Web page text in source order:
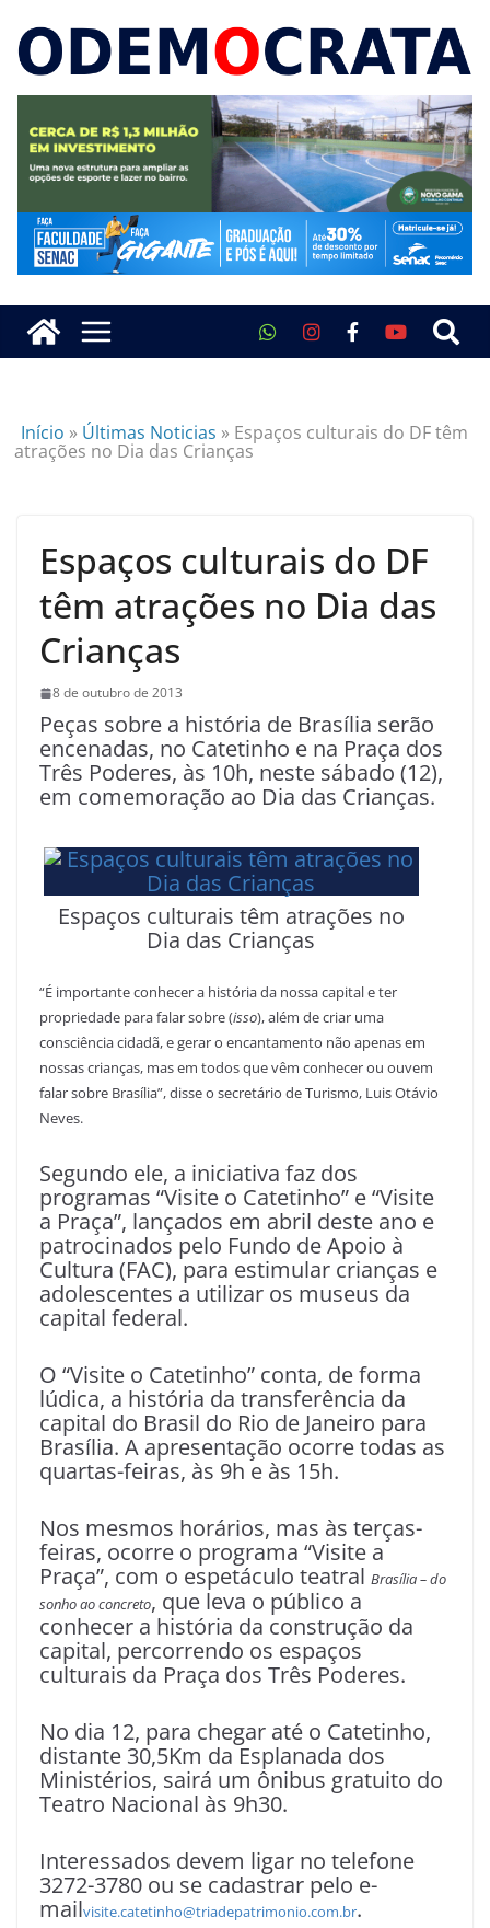
Início » Últimas Noticias » Espaços culturais do DF têm
atrações no Dia das Crianças
Espaços culturais do DF
têm atrações no Dia das
Crianças
8 de outubro de 2013
Peças sobre a história de Brasília serão
encenadas, no Catetinho e na Praça dos
Três Poderes, às 10h, neste sábado (12),
em comemoração ao Dia das Crianças.
Espaços culturais têm atrações no
Dia das Crianças
“É importante conhecer a história da nossa capital e ter
propriedade para falar sobre (isso), além de criar uma
consciência cidadã, e gerar o encantamento não apenas em
nossas crianças, mas em todos que vêm conhecer ou ouvem
falar sobre Brasília”, disse o secretário de Turismo, Luis Otávio
Neves.
Segundo ele, a iniciativa faz dos
programas “Visite o Catetinho” e “Visite
a Praça”, lançados em abril deste ano e
patrocinados pelo Fundo de Apoio à
Cultura (FAC), para estimular crianças e
adolescentes a utilizar os museus da
capital federal.
O “Visite o Catetinho” conta, de forma
lúdica, a história da transferência da
capital do Brasil do Rio de Janeiro para
Brasília. A apresentação ocorre todas as
quartas-feiras, às 9h e às 15h.
Nos mesmos horários, mas às terças-
feiras, ocorre o programa “Visite a
Praça”, com o espetáculo teatral Brasília – do
sonho ao concreto, que leva o público a
conhecer a história da construção da
capital, percorrendo os espaços
culturais da Praça dos Três Poderes.
No dia 12, para chegar até o Catetinho,
distante 30,5Km da Esplanada dos
Ministérios, sairá um ônibus gratuito do
Teatro Nacional às 9h30.
Interessados devem ligar no telefone
3272-3780 ou se cadastrar pelo e-
mailvisite.catetinho@triadepatrimonio.com.br.